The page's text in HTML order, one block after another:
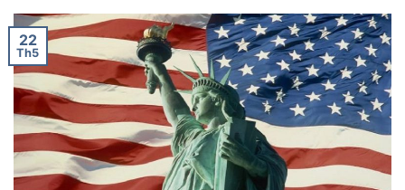
22
Th5